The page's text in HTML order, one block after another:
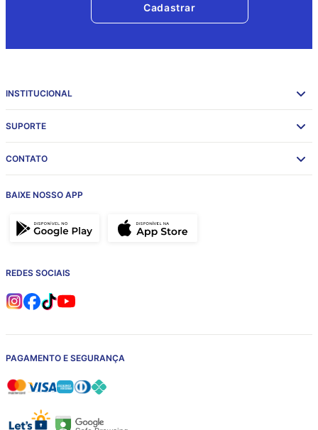
Cadastrar
INSTITUCIONAL
SUPORTE
CONTATO
BAIXE NOSSO APP
REDES SOCIAIS
PAGAMENTO E SEGURANÇA